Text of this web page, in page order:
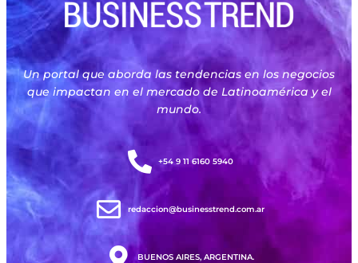
Un portal que aborda las tendencias en los negocios
que impactan en el mercado de Latinoamérica y el
mundo.
+54 9 11 6160 5940
redaccion@businesstrend.com.ar
BUENOS AIRES, ARGENTINA.